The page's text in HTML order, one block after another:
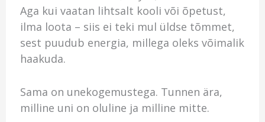
Aga kui vaatan lihtsalt kooli või õpetust,
ilma loota – siis ei teki mul üldse tõmmet,
sest puudub energia, millega oleks võimalik
haakuda.
Sama on unekogemustega. Tunnen ära,
milline uni on oluline ja milline mitte.